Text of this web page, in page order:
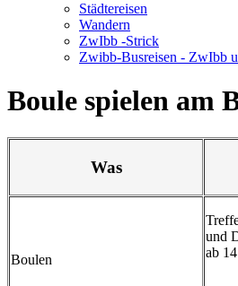
Städtereisen
Wandern
ZwIbb -Strick
Zwibb-Busreisen - ZwIbb
Boule spielen am
Was
Boulen
und
ab